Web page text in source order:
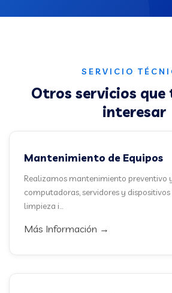
SERVICIO
Otros servicios que
interesar
Mantenimiento de Equipos
Realizamos mantenimiento preventivo
computadoras, servidores y dispositivos
limpieza i...
Más Información →